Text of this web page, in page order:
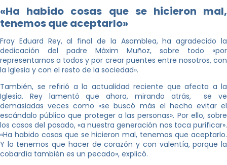
«Ha habido cosas que se hicieron mal,
tenemos que aceptarlo»
Fray Eduard Rey, al final de la Asamblea, ha agradecido la
dedicación del padre Màxim Muñoz, sobre todo «por
representarnos a todos y por crear puentes entre nosotros, con
la Iglesia y con el resto de la sociedad».
También, se refirió a la actualidad reciente que afecta a la
Iglesia. Rey lamentó que ahora, mirando atrás, se ve
demasiadas veces como «se buscó más el hecho evitar el
escándalo público que proteger a las personas». Por ello, sobre
los casos del pasado, «a nuestra generación nos toca purificar».
«Ha habido cosas que se hicieron mal, tenemos que aceptarlo.
Y lo tenemos que hacer de corazón y con valentía, porque la
cobardía también es un pecado», explicó.